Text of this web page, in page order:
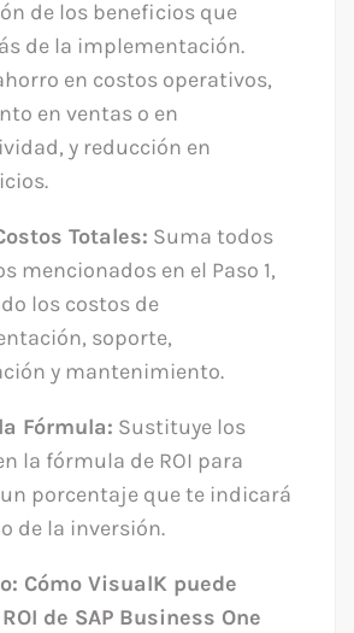
de los beneficios que
de la implementación.
en costos operativos,
en ventas o en
y reducción en
Totales: Suma todos
mencionados en el Paso 1,
los costos de
soporte,
y mantenimiento.
Fórmula: Sustituye los
la fórmula de ROI para
porcentaje que te indicará
de la inversión.
Cómo VisualK puede
de SAP Business One